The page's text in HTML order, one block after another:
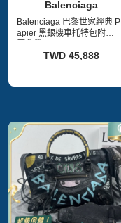
Balenciaga
Balenciaga 巴黎世家經典 P
apier 黑銀機車托特包附原
TWD 45,888